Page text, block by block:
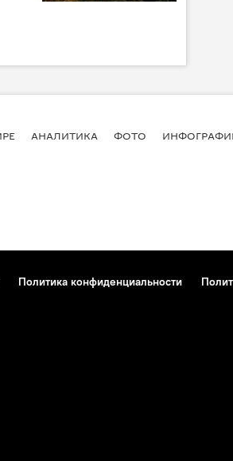
АНАЛИТИКА ФОТО
Политика конфиденциальности